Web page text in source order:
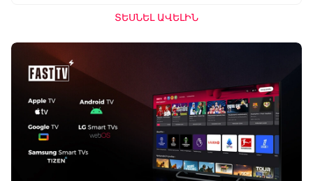
ՏԵՍՆԵԼ ԱՎԵԼԻՆ